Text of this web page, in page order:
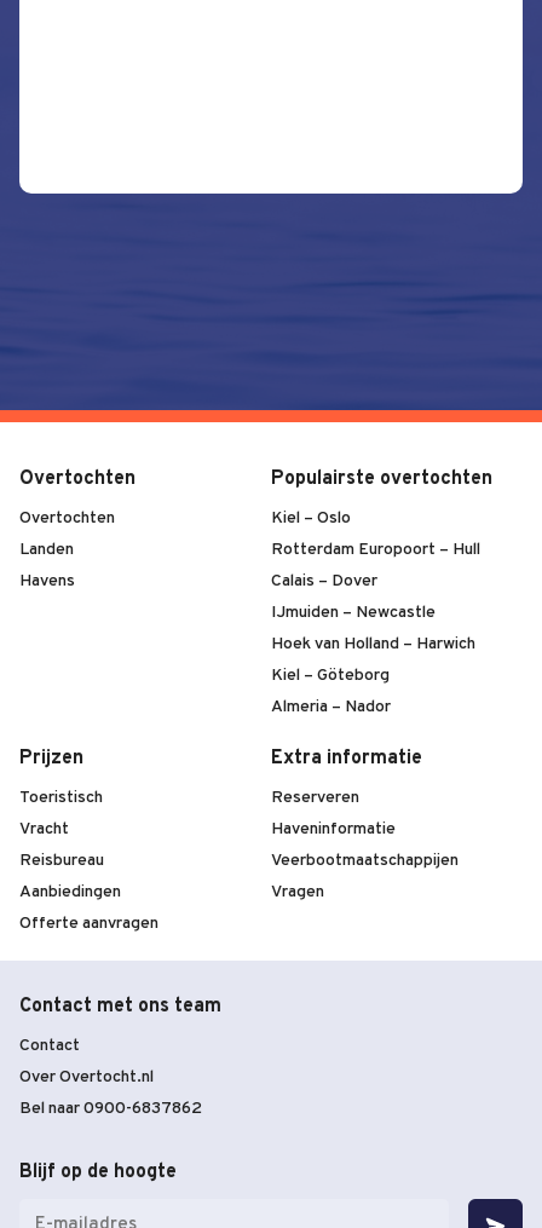
Overtochten
Overtochten
Landen
Havens
Populairste overtochten
Kiel – Oslo
Rotterdam Europoort – Hull
Calais – Dover
IJmuiden – Newcastle
Hoek van Holland – Harwich
Kiel – Göteborg
Almeria – Nador
Prijzen
Toeristisch
Vracht
Reisbureau
Aanbiedingen
Offerte aanvragen
Extra informatie
Reserveren
Haveninformatie
Veerbootmaatschappijen
Vragen
Contact met ons team
Contact
Over Overtocht.nl
Bel naar 0900-6837862
Blijf op de hoogte
mailadres